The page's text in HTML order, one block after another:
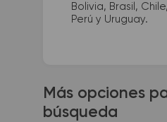
Bolivia, Brasil,
Perú y Uruguay.
Más opciones
búsqueda